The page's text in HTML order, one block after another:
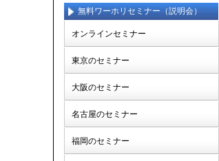
無料ワーホリセミナー（説明会）
オンラインセミナー
東京のセミナー
大阪のセミナー
名古屋のセミナー
福岡のセミナー